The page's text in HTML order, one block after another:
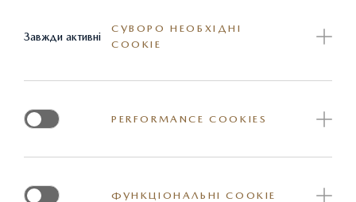
ПІДГОЛОВНИК "SPEEP"
550.20 ГРН.*
Завжди активні
СУВОРО НЕОБХІДНІ
COOKIE
PERFORMANCE COOKIES
ФУНКЦІОНАЛЬНІ COOKIE